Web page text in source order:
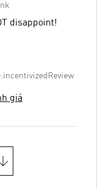
disappoint!
giá